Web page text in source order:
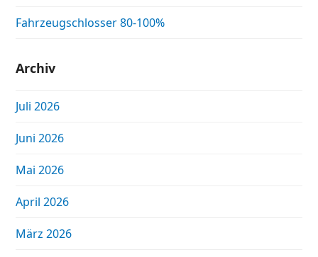
Fahrzeugschlosser 80-100%
Archiv
Juli 2026
Juni 2026
Mai 2026
April 2026
März 2026